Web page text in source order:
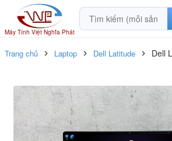
Máy Tính Việt Nghĩa Phát
Trang chủ Laptop Dell Latitude
Dell
Like